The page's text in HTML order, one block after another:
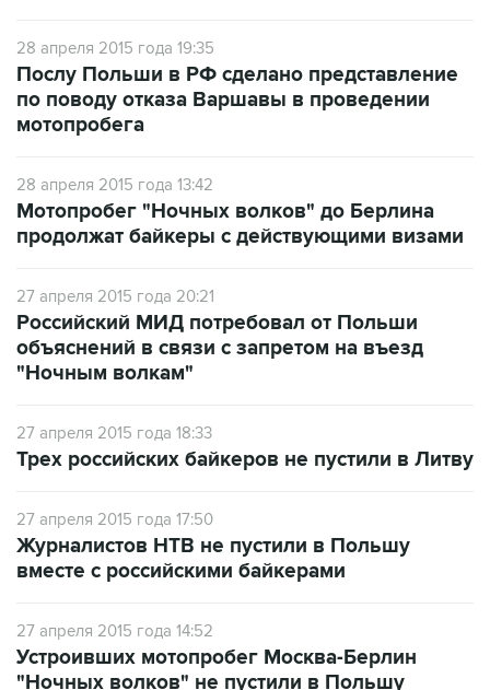
28 апреля 2015 года 19:35
Послу Польши в РФ сделано представление
по поводу отказа Варшавы в проведении
мотопробега
28 апреля 2015 года 13:42
Мотопробег "Ночных волков" до Берлина
продолжат байкеры с действующими визами
27 апреля 2015 года 20:21
Российский МИД потребовал от Польши
объяснений в связи с запретом на въезд
"Ночным волкам"
27 апреля 2015 года 18:33
Трех российских байкеров не пустили в Литву
27 апреля 2015 года 17:50
Журналистов НТВ не пустили в Польшу
вместе с российскими байкерами
27 апреля 2015 года 14:52
Устроивших мотопробег Москва-Берлин
"Ночных волков" не пустили в Польшу